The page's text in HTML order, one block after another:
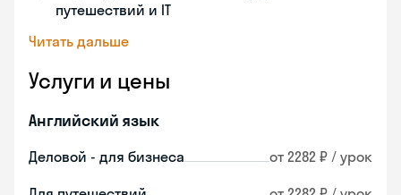
путешествий и IT
Читать дальше
Услуги и цены
Английский язык
Деловой - для бизнеса от 2282 ₽ / урок